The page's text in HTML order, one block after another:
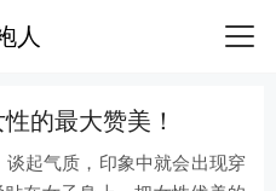
人
的最大赞美！
起气质，印象中就会出现穿